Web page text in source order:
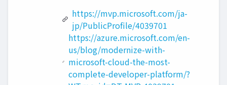
https://mvp.microsoft.com/ja-
jp/PublicProfile/4039701
https://azure.microsoft.com/en-
us/blog/modernize-with-
microsoft-cloud-the-most-
complete-developer-platform/?